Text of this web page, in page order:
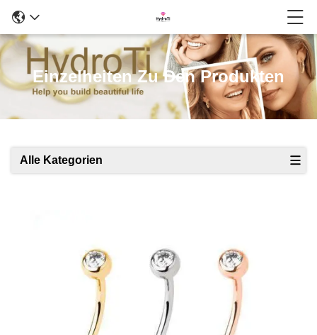
Einzelheiten Zu Den Produkten
Alle Kategorien